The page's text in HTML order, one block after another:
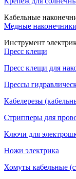
Кабельные
Медные
Инструмент
Пресс клещи
Пресс клещи для
Прессы
Кабелерезы
Стрипперы для
Ключи для
Ножи электрика
Хомуты кабельные